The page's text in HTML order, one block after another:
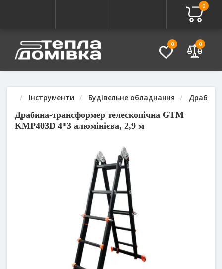
0
0 0
Інструменти Будівельне обладнання
Драбина-трансформер телескопічна GTM
KMP403D 4*3 алюмінієва, 2,9 м
Питання - Відповідь